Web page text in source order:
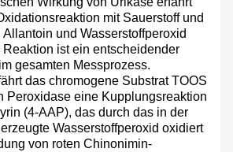
mit Sauerstoff und
Allantoin und Wasserstoffperoxid
ist ein entscheidender
gesamten Messprozess.
das chromogene Substrat TOOS
Peroxidase eine Kupplungsreaktion
(4-AAP), das durch das in der
Wasserstoffperoxid oxidiert
von roten Chinonimin-